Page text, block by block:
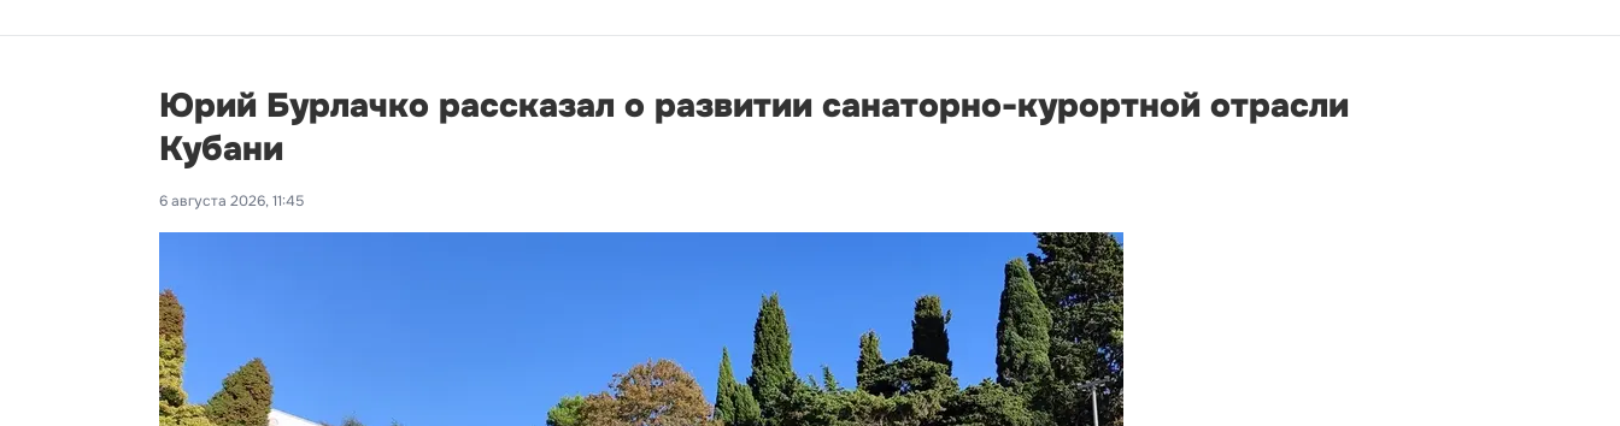
Юрий Бурлачко рассказал о развитии санаторно-курортной отрасли
Кубани
6 августа 2026, 11:45